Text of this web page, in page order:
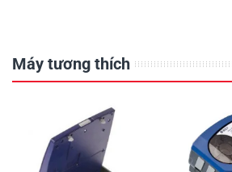
Máy tương thích